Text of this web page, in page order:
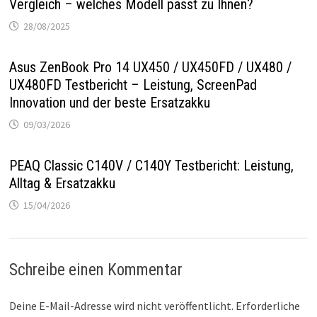
Vergleich – welches Modell passt zu Ihnen?
28/08/2025
Asus ZenBook Pro 14 UX450 / UX450FD / UX480 /
UX480FD Testbericht – Leistung, ScreenPad
Innovation und der beste Ersatzakku
09/03/2026
PEAQ Classic C140V / C140Y Testbericht: Leistung,
Alltag & Ersatzakku
15/04/2026
Schreibe einen Kommentar
Deine E-Mail-Adresse wird nicht veröffentlicht. Erforderliche